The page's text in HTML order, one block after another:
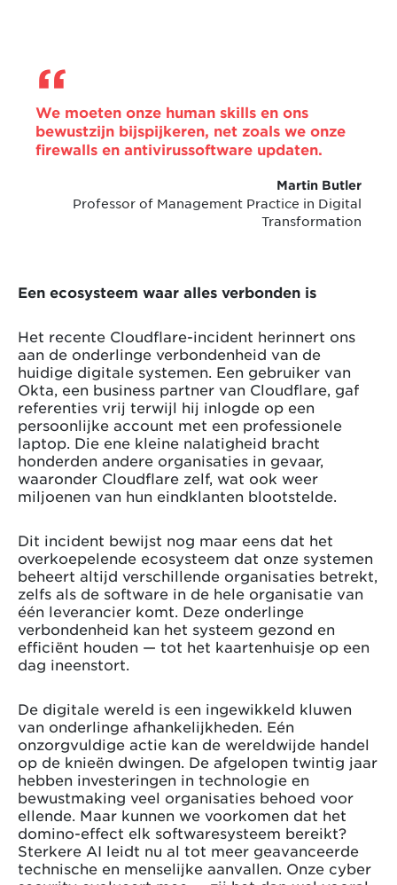
We moeten onze human skills en ons
bewustzijn bijspijkeren, net zoals we onze
firewalls en antivirussoftware updaten.
Martin Butler
Professor of Management Practice in Digital
Transformation
Een ecosysteem waar alles verbonden is
Het recente Cloudflare-incident herinnert ons
aan de onderlinge verbondenheid van de
huidige digitale systemen. Een gebruiker van
Okta, een business partner van Cloudflare, gaf
referenties vrij terwijl hij inlogde op een
persoonlijke account met een professionele
laptop. Die ene kleine nalatigheid bracht
honderden andere organisaties in gevaar,
waaronder Cloudflare zelf, wat ook weer
miljoenen van hun eindklanten blootstelde.
Dit incident bewijst nog maar eens dat het
overkoepelende ecosysteem dat onze systemen
beheert altijd verschillende organisaties betrekt,
zelfs als de software in de hele organisatie van
één leverancier komt. Deze onderlinge
verbondenheid kan het systeem gezond en
efficiënt houden — tot het kaartenhuisje op een
dag ineenstort.
De digitale wereld is een ingewikkeld kluwen
van onderlinge afhankelijkheden. Eén
onzorgvuldige actie kan de wereldwijde handel
op de knieën dwingen. De afgelopen twintig jaar
hebben investeringen in technologie en
bewustmaking veel organisaties behoed voor
ellende. Maar kunnen we voorkomen dat het
domino-effect elk softwaresysteem bereikt?
Sterkere AI leidt nu al tot meer geavanceerde
technische en menselijke aanvallen. Onze cyber